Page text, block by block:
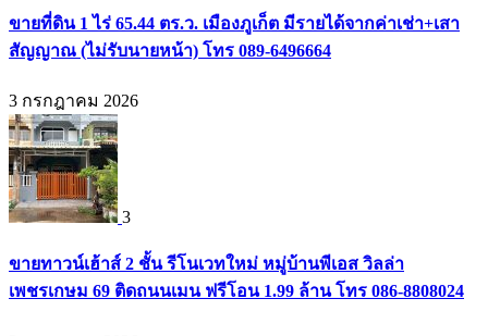
ขายที่ดิน 1 ไร่ 65.44 ตร.ว. เมืองภูเก็ต มีรายได้จากค่าเช่า+เสา
สัญญาณ (ไม่รับนายหน้า) โทร 089-6496664
3 กรกฎาคม 2026
3
ขายทาวน์เฮ้าส์ 2 ชั้น รีโนเวทใหม่ หมู่บ้านพีเอส วิลล่า
เพชรเกษม 69 ติดถนนเมน ฟรีโอน 1.99 ล้าน โทร 086-8808024